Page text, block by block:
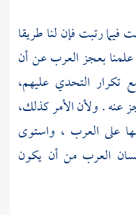
فيما رتبت فإن لنا طريقا
بعجز العرب عن أن
تكرار التحدي عليهم،
عنه . ولأن الأمر كذلك،
على العرب ، واستوى
العرب من أن يكون